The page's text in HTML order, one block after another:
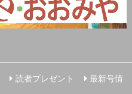
読者プレゼント
最新号情